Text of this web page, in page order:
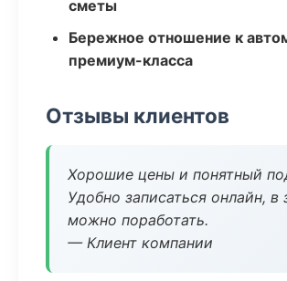
сметы
Бережное отношение к
премиум-класса
Отзывы клиентов
Хорошие цены и понятный
Удобно записаться онлайн, в
можно поработать.
— Клиент компании